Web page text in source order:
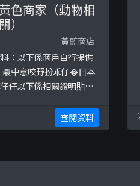
色商家（動物相
關）
黃藍商店
：以下係商戶自行提供
中意咬野扮乖仔�日本
仔以下係相關證明貼
corgibbboo/
查閱資料